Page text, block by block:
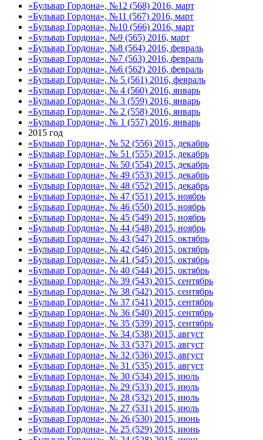
«Бульвар Гордона», №12 (568) 2016, март
«Бульвар Гордона», №11 (567) 2016, март
«Бульвар Гордона», №10 (566) 2016, март
«Бульвар Гордона», №9 (565) 2016, март
«Бульвар Гордона», №8 (564) 2016, февраль
«Бульвар Гордона», №7 (563) 2016, февраль
«Бульвар Гордона», №6 (562) 2016, февраль
«Бульвар Гордона», № 5 (561) 2016, февраль
«Бульвар Гордона», № 4 (560) 2016, январь
«Бульвар Гордона», № 3 (559) 2016, январь
«Бульвар Гордона», № 2 (558) 2016, январь
«Бульвар Гордона», № 1 (557) 2016, январь
2015 год
«Бульвар Гордона», № 52 (556) 2015, декабрь
«Бульвар Гордона», № 51 (555) 2015, декабрь
«Бульвар Гордона», № 50 (554) 2015, декабрь
«Бульвар Гордона», № 49 (553) 2015, декабрь
«Бульвар Гордона», № 48 (552) 2015, декабрь
«Бульвар Гордона», № 47 (551) 2015, ноябрь
«Бульвар Гордона», № 46 (550) 2015, ноябрь
«Бульвар Гордона», № 45 (549) 2015, ноябрь
«Бульвар Гордона», № 44 (548) 2015, ноябрь
«Бульвар Гордона», № 43 (547) 2015, октябрь
«Бульвар Гордона», № 42 (546) 2015, октябрь
«Бульвар Гордона», № 41 (545) 2015, октябрь
«Бульвар Гордона», № 40 (544) 2015, октябрь
«Бульвар Гордона», № 39 (543) 2015, сентябрь
«Бульвар Гордона», № 38 (542) 2015, сентябрь
«Бульвар Гордона», № 37 (541) 2015, сентябрь
«Бульвар Гордона», № 36 (540) 2015, сентябрь
«Бульвар Гордона», № 35 (539) 2015, сентябрь
«Бульвар Гордона», № 34 (538) 2015, август
«Бульвар Гордона», № 33 (537) 2015, август
«Бульвар Гордона», № 32 (536) 2015, август
«Бульвар Гордона», № 31 (535) 2015, август
«Бульвар Гордона», № 30 (534) 2015, июль
«Бульвар Гордона», № 29 (533) 2015, июль
«Бульвар Гордона», № 28 (532) 2015, июль
«Бульвар Гордона», № 27 (531) 2015, июль
«Бульвар Гордона», № 26 (530) 2015, июнь
«Бульвар Гордона», № 25 (529) 2015, июнь